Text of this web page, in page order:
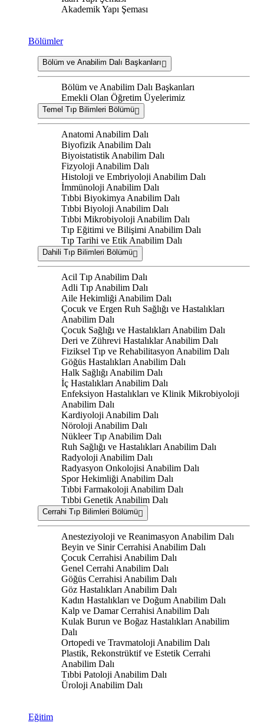
Akademik Yapı Şeması
Bölümler
Bölüm ve Anabilim Dalı Başkanları
Bölüm ve Anabilim Dalı Başkanları
Emekli Olan Öğretim Üyelerimiz
Temel Tıp Bilimleri Bölümü
Anatomi Anabilim Dalı
Biyofizik Anabilim Dalı
Biyoistatistik Anabilim Dalı
Fizyoloji Anabilim Dalı
Histoloji ve Embriyoloji Anabilim Dalı
İmmünoloji Anabilim Dalı
Tıbbi Biyokimya Anabilim Dalı
Tıbbi Biyoloji Anabilim Dalı
Tıbbi Mikrobiyoloji Anabilim Dalı
Tıp Eğitimi ve Bilişimi Anabilim Dalı
Tıp Tarihi ve Etik Anabilim Dalı
Dahili Tıp Bilimleri Bölümü
Acil Tıp Anabilim Dalı
Adli Tıp Anabilim Dalı
Aile Hekimliği Anabilim Dalı
Çocuk ve Ergen Ruh Sağlığı ve Hastalıkları
Anabilim Dalı
Çocuk Sağlığı ve Hastalıkları Anabilim Dalı
Deri ve Zührevi Hastalıklar Anabilim Dalı
Fiziksel Tıp ve Rehabilitasyon Anabilim Dalı
Göğüs Hastalıkları Anabilim Dalı
Halk Sağlığı Anabilim Dalı
İç Hastalıkları Anabilim Dalı
Enfeksiyon Hastalıkları ve Klinik Mikrobiyoloji
Anabilim Dalı
Kardiyoloji Anabilim Dalı
Nöroloji Anabilim Dalı
Nükleer Tıp Anabilim Dalı
Ruh Sağlığı ve Hastalıkları Anabilim Dalı
Radyoloji Anabilim Dalı
Radyasyon Onkolojisi Anabilim Dalı
Spor Hekimliği Anabilim Dalı
Tıbbi Farmakoloji Anabilim Dalı
Tıbbi Genetik Anabilim Dalı
Cerrahi Tıp Bilimleri Bölümü
Anesteziyoloji ve Reanimasyon Anabilim Dalı
Beyin ve Sinir Cerrahisi Anabilim Dalı
Çocuk Cerrahisi Anabilim Dalı
Genel Cerrahi Anabilim Dalı
Göğüs Cerrahisi Anabilim Dalı
Göz Hastalıkları Anabilim Dalı
Kadın Hastalıkları ve Doğum Anabilim Dalı
Kalp ve Damar Cerrahisi Anabilim Dalı
Kulak Burun ve Boğaz Hastalıkları Anabilim
Dalı
Ortopedi ve Travmatoloji Anabilim Dalı
Plastik, Rekonstrüktif ve Estetik Cerrahi
Anabilim Dalı
Tıbbi Patoloji Anabilim Dalı
Üroloji Anabilim Dalı
Eğitim